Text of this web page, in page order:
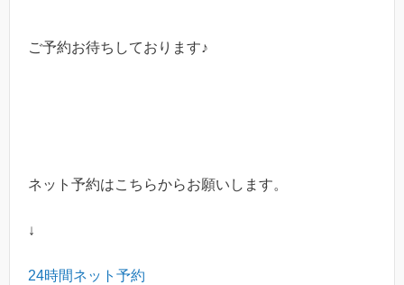
ご予約お待ちしております♪
ネット予約はこちらからお願いします。
↓
24時間ネット予約